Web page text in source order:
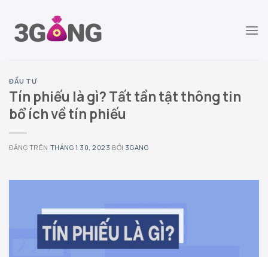
đến
ĐẦU TƯ
Tín phiếu là gì? Tất tần tật thông tin
bổ ích về tín phiếu
ĐĂNG TRÊN THÁNG 1 30, 2023 BỞI 3GANG